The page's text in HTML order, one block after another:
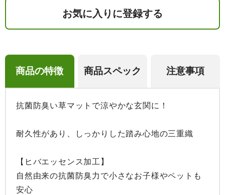
お気に入りに登録する
商品の特徴 商品スペック 注意事項
抗菌防臭い草マットで涼やかな玄関に！
耐久性があり、しっかりした踏み心地の三重織
【ヒバエッセンス加工】
自然由来の抗菌防臭力で小さなお子様やペットも
安心